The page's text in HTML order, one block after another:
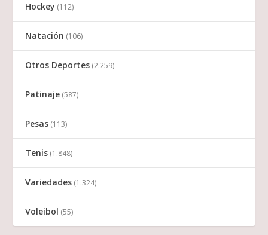
Hockey (112)
Natación (106)
Otros Deportes (2.259)
Patinaje (587)
Pesas (113)
Tenis (1.848)
Variedades (1.324)
Voleibol (55)